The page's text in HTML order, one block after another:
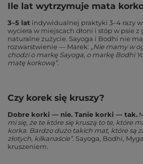
Ile lat wytrzymuje mata
3–5 lat indywidualnej praktyki 3–4 razy
wyciera w miejscach dłoni i stóp w psie z
naturalne zużycie. Sayoga i Bodhi nie
rozwarstwienie — Marek:
„Nie mamy w
chodzi o markę Sayoga, o markę Bodhi
matę korkową”.
Czy korek się kruszy?
Dobre korki — nie. Tanie korki — tak.
mi się, że te które się kruszą to te, które
korka. Bardzo dużo takich mat, które są
złotych, kilkanaście”. Sayoga, Bodhi,
kruszeniem.